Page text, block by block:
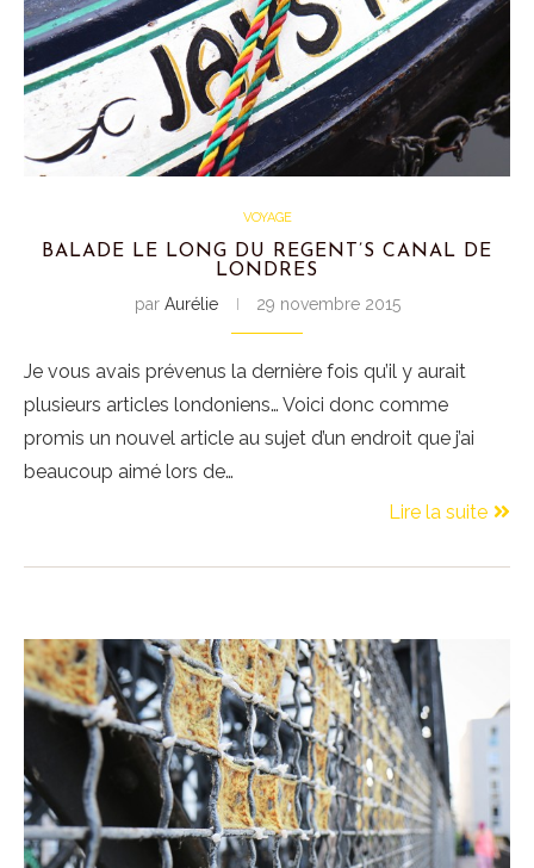
VOYAGE
BALADE LE LONG DU REGENT’S CANAL DE
LONDRES
par Aurélie 29 novembre 2015
Je vous avais prévenus la dernière fois qu’il y aurait
plusieurs articles londoniens… Voici donc comme
promis un nouvel article au sujet d’un endroit que j’ai
beaucoup aimé lors de…
Lire la suite